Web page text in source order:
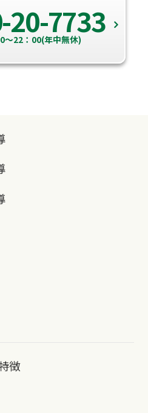
20-7733
～22：00(年中無休)
徴